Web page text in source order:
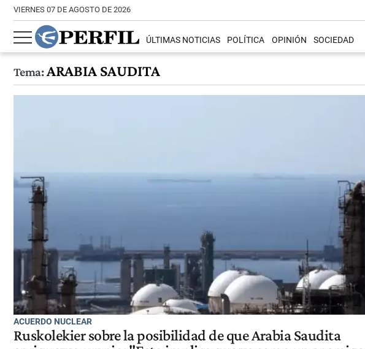
VIERNES 07 DE AGOSTO DE 2026
ÚLTIMAS NOTICIAS POLÍTICA OPINIÓN SOCIEDAD
Tema:ARABIA SAUDITA
ACUERDO NUCLEAR
Ruskolekier sobre la posibilidad de que Arabia Saudita